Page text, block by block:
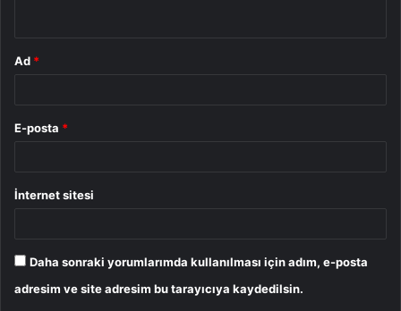
Ad *
E-posta *
İnternet sitesi
Daha sonraki yorumlarımda kullanılması için adım, e-posta
adresim ve site adresim bu tarayıcıya kaydedilsin.